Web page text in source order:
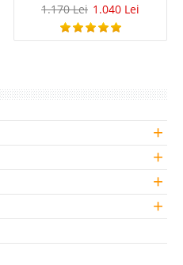
1.170 Lei 1.040 Lei
+
+
+
+